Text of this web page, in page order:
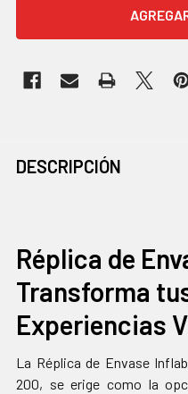
JUNTOS
SELECCIONAR
TODO
AGREGAR
SELECCIONADOS
AL CARRITO
DESCRIPCIÓN
Réplica de
Transforma
Experiencias
La Réplica de Envase
200, se erige como la